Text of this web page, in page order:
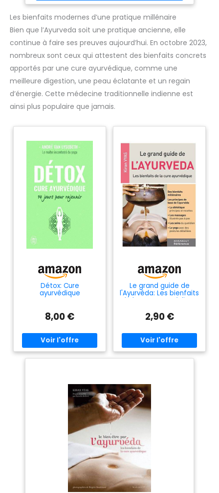
Les bienfaits modernes d’une pratique millénaire
Bien que l’Ayurveda soit une pratique ancienne, elle
continue à faire ses preuves aujourd’hui. En octobre 2023,
nombreux sont ceux qui attestent des bienfaits concrets
apportés par une cure ayurvédique, comme une
meilleure digestion, une peau éclatante et un regain
d’énergie. Cette médecine traditionnelle indienne est
ainsi plus populaire que jamais.
Détox: Cure
ayurvédique
8,00 €
Le grand guide de
l'Ayurvéda: Les bienfaits
de la cure ayurvédique
2,90 €